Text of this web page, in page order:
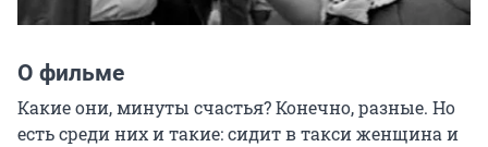
О фильме
Какие они, минуты счастья? Конечно, разные. Но
есть среди них и такие: сидит в такси женщина и